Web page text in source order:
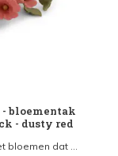
- bloementak
- dusty red
bloemen dat ...